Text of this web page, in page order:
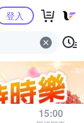
心
登入
15:00